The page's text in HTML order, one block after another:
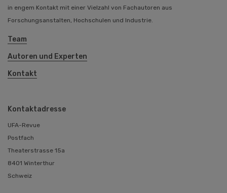
in engem Kontakt mit einer Vielzahl von Fachautoren aus
Forschungsanstalten, Hochschulen und Industrie.
Team
Autoren und Experten
Kontakt
Kontaktadresse
UFA-Revue
Postfach
Theaterstrasse 15a
8401 Winterthur
Schweiz